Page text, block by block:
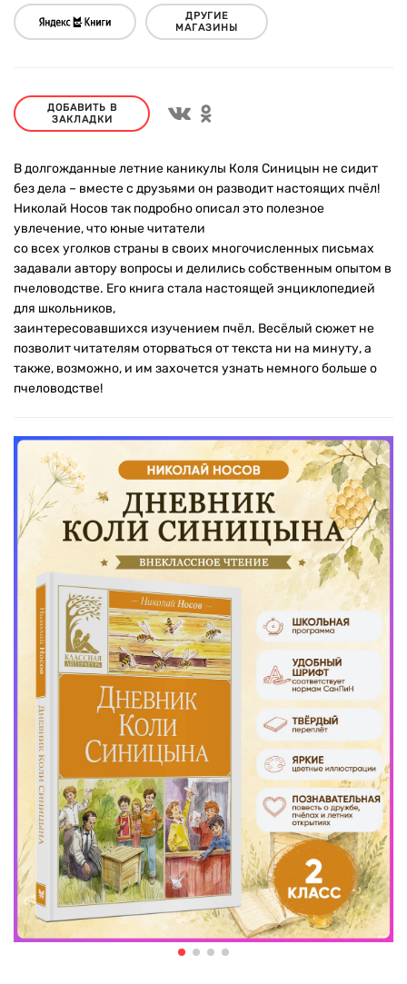
ДРУГИЕ
МАГАЗИНЫ
ДОБАВИТЬ В
ЗАКЛАДКИ
В долгожданные летние каникулы Коля Синицын не сидит
без дела – вместе с друзьями он разводит настоящих пчёл!
Николай Носов так подробно описал это полезное
увлечение, что юные читатели
со всех уголков страны в своих многочисленных письмах
задавали автору вопросы и делились собственным опытом в
пчеловодстве. Его книга стала настоящей энциклопедией
для школьников,
заинтересовавшихся изучением пчёл. Весёлый сюжет не
позволит читателям оторваться от текста ни на минуту, а
также, возможно, и им захочется узнать немного больше о
пчеловодстве!